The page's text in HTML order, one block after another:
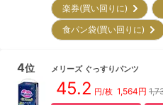
楽券(買い回りに)
食パン袋(買い回りに)
4位 メリーズ ぐっすりパンツ
45.2 円/枚 1,564円